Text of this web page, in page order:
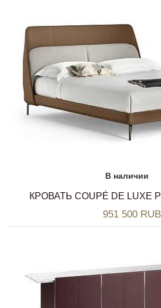
В наличии
КРОВАТЬ COUPÉ DE LUXE
951 500 RUB